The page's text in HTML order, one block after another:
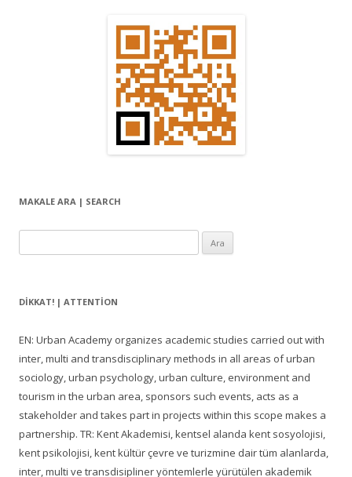
MAKALE ARA | SEARCH
DIKKAT! | ATTENTION
EN: Urban Academy organizes academic studies carried out with
inter, multi and transdisciplinary methods in all areas of urban
sociology, urban psychology, urban culture, environment and
tourism in the urban area, sponsors such events, acts as a
stakeholder and takes part in projects within this scope makes a
partnership. TR: Kent Akademisi, kentsel alanda kent sosyolojisi,
kent psikolojisi, kent kültür çevre ve turizmine dair tüm alanlarda,
inter, multi ve transdisipliner yöntemlerle yürütülen akademik